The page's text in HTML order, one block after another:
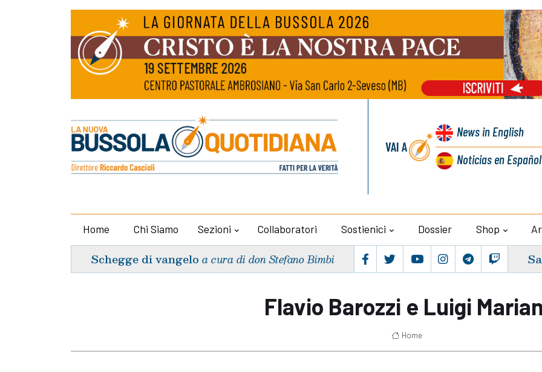
VAI A
Newsin English
Noticiasen Español
Home Chi Siamo Sezioni Collaboratori Sostienici Dossier Shop
Schegge di vangelo a cura di don Stefano Bimbi
Flavio Barozzi e Luigi
Home